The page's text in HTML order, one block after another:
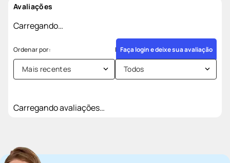
Avaliações
Carregando…
Faça login e deixe sua avaliação
Mais recentes Todos
Carregando avaliações…